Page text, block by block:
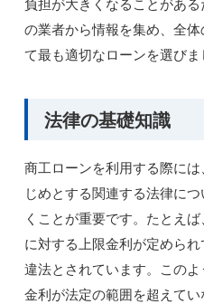
の業者から情報を集め、全
て最も適切なローンを選びま
法律の基礎知識
商工ローンを利用する際に
じめとする関連する法律に
くことが重要です。たとえ
に対する上限金利が定めら
違法とされています。このよ
金利が法定の範囲を超えて